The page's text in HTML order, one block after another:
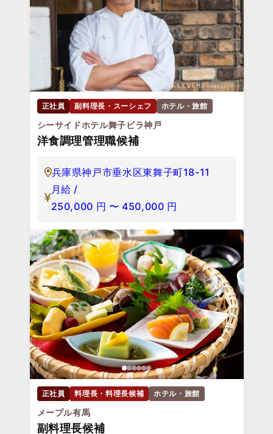
正社員 副料理長・スーシェフ ホテル・旅館
シーサイドホテル舞子ビラ神戸
洋食調理管理職候補
兵庫県神戸市垂水区東舞子町18-11
月給 /
250,000 円 〜 450,000 円
正社員 料理長・料理長候補 ホテル・旅館
メープル有馬
副料理長候補